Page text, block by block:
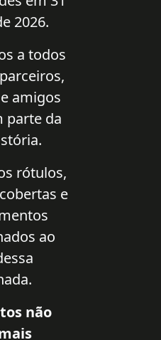
2026.
a todos
amigos
parte da
rótulos,
e
ao
não